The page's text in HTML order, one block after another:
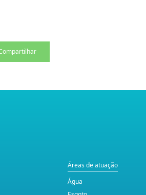
Áreas de atuação
Água